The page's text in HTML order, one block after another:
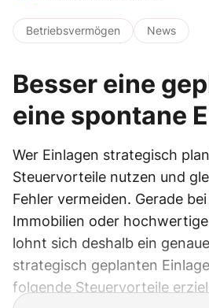
Betriebsvermögen News
Besser eine
eine spontane
Wer Einlagen strategisch
Steuervorteile nutzen und
Fehler vermeiden. Gerade
Immobilien oder
lohnt sich deshalb ein
strategisch geplanten
folgende Steuervorteile